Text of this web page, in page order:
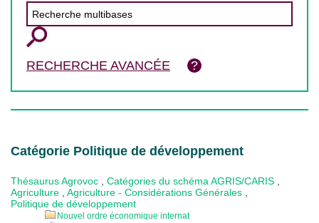
RECHERCHE AVANCÉE
Catégorie Politique de développement
Thésaurus Agrovoc Catégories du schéma AGRIS/CARIS
Agriculture
Agriculture - Considérations Générales
Politique de développement
Nouvel ordre économique internat